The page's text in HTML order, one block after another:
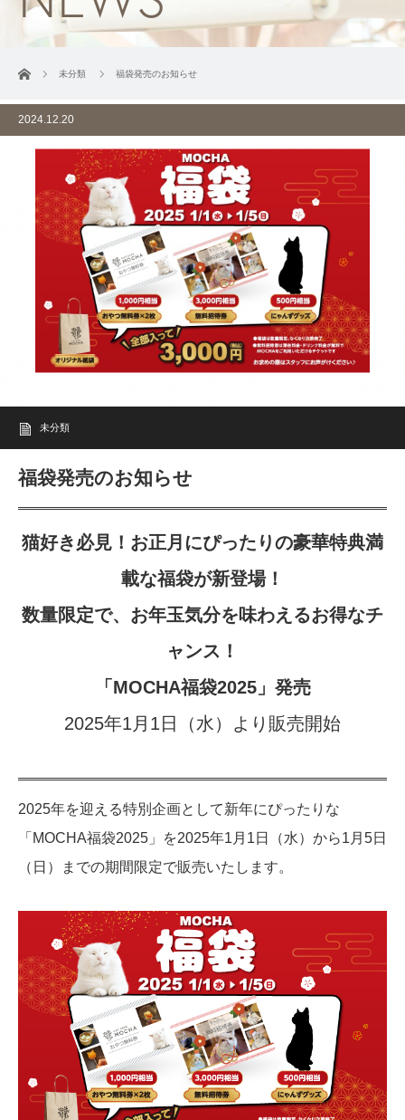
ホーム 未分類 福袋発売のお知らせ
2024.12.20
未分類
福袋発売のお知らせ
猫好き必見！お正月にぴったりの豪華特典満
載な福袋が新登場！
数量限定で、お年玉気分を味わえるお得なチ
ャンス！
「MOCHA福袋2025」発売
2025年1月1日（水）より販売開始
2025年を迎える特別企画として新年にぴったりな
「MOCHA福袋2025」を2025年1月1日（水）から1月5日
（日）までの期間限定で販売いたします。